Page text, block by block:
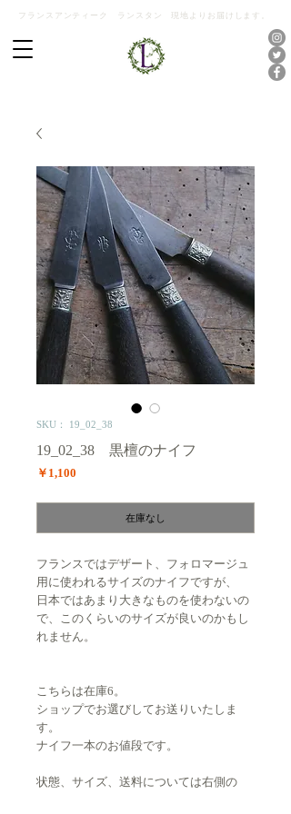
フランスアンティーク ランスタン 現地よりお届けします。
SKU： 19_02_38
19_02_38 黒檀のナイフ
￥1,100
在庫なし
フランスではデザート、フォロマージュ
用に使われるサイズのナイフですが、
日本ではあまり大きなものを使わないの
で、このくらいのサイズが良いのかもし
れません。
こちらは在庫6。
ショップでお選びしてお送りいたしま
す。
ナイフ一本のお値段です。
状態、サイズ、送料については右側の